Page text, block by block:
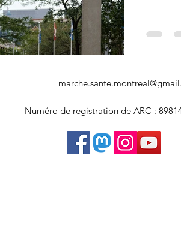
Art souterrain Salons et expositions
Numéro de registration de ARC :